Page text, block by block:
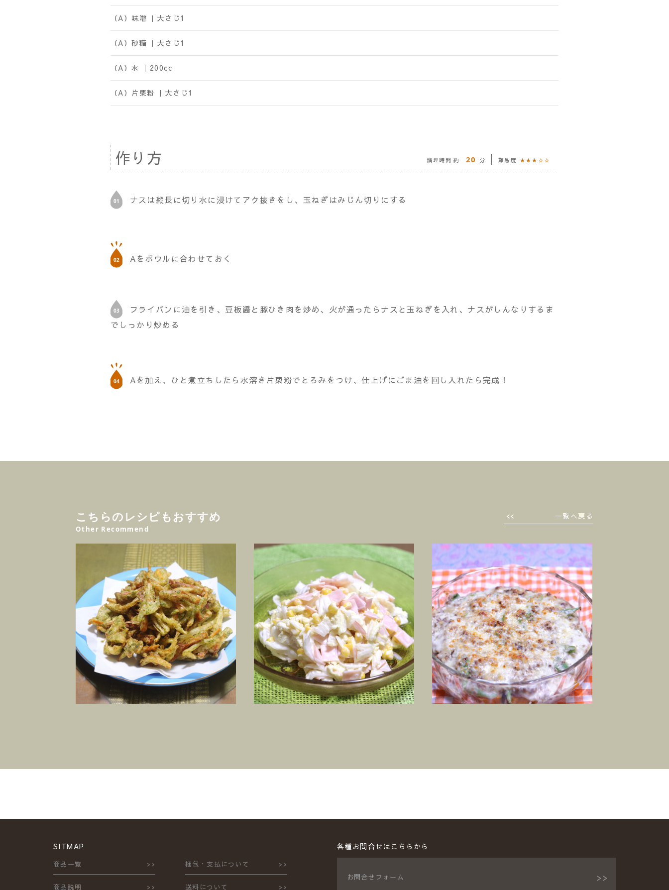
（A）味噌 ｜ 大さじ1
（A）砂糖 ｜ 大さじ1
（A）水 ｜ 200cc
（A）片栗粉 ｜ 大さじ1
作り方 調理時間 約 20 分 難易度 ★★★☆☆
ナスは縦長に切り水に浸けてアク抜きをし、玉ねぎはみじん切りにする
Aをボウルに合わせておく
フライパンに油を引き、豆板醤と豚ひき肉を炒め、火が通ったらナスと玉ねぎを入れ、ナスがしんなりするま
でしっかり炒める
Aを加え、ひと煮立ちしたら水溶き片栗粉でとろみをつけ、仕上げにごま油を回し入れたら完成！
こちらのレシピもおすすめ
Other Recommend
一覧へ戻る
SITMAP
商品一覧
商品説明
梱包・支払について
送料について
各種お問合せはこちらから
お問合せフォーム